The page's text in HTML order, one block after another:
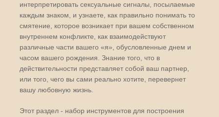
интерпретировать сексуальные сигналы, посылаемые
каждым знаком, и узнаете, как правильно понимать то
смятение, которое возникает при вашем собственном
внутреннем конфликте, как взаимодействуют
различные части вашего «я», обусловленные днем и
часом вашего рождения. Знание того, что в
действительности представляет собой ваш партнер,
или того, чего вы сами реально хотите, перевернет
вашу любовную жизнь.
Этот раздел - набор инструментов для построения